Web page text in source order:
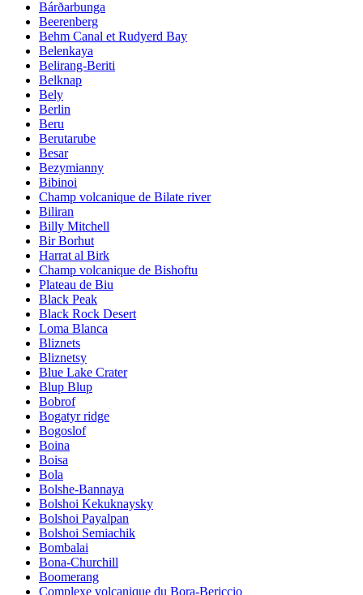
Bárðarbunga
Beerenberg
Behm Canal et Rudyerd Bay
Belenkaya
Belirang-Beriti
Belknap
Bely
Berlin
Beru
Berutarube
Besar
Bezymianny
Bibinoi
Champ volcanique de Bilate river
Biliran
Billy Mitchell
Bir Borhut
Harrat al Birk
Champ volcanique de Bishoftu
Plateau de Biu
Black Peak
Black Rock Desert
Loma Blanca
Bliznets
Bliznetsy
Blue Lake Crater
Blup Blup
Bobrof
Bogatyr ridge
Bogoslof
Boina
Boisa
Bola
Bolshe-Bannaya
Bolshoi Kekuknaysky
Bolshoi Payalpan
Bolshoi Semiachik
Bombalai
Bona-Churchill
Boomerang
Complexe volcanique du Bora-Bericcio